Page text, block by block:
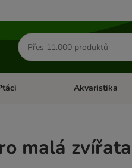
Hledat
produkty
menu: Malá zvířataOtevřít menu: Ptáci
Akvaristika
malá zvířata